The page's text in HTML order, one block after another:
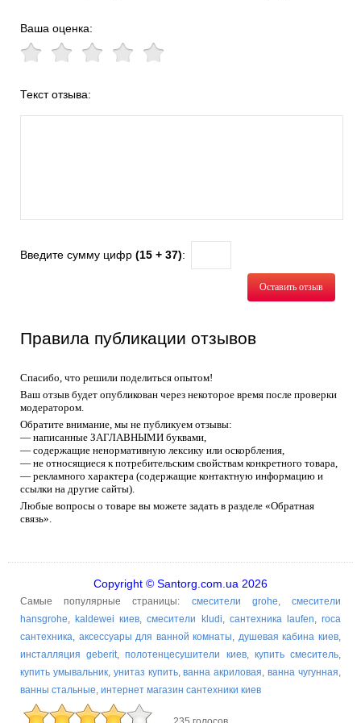
Ваша оценка:
Текст отзыва:
Введите сумму цифр (15 + 37):
Оставить отзыв
Правила публикации отзывов
Спасибо, что решили поделиться опытом!
Ваш отзыв будет опубликован через некоторое время после проверки
модератором.
Обратите внимание, мы не публикуем отзывы:
— написанные ЗАГЛАВНЫМИ буквами,
— содержащие ненормативную лексику или оскорбления,
— не относящиеся к потребительским свойствам конкретного товара,
— рекламного характера (содержащие контактную информацию и
ссылки на другие сайты).
Любые вопросы о товаре вы можете задать в разделе «Обратная
связь».
Copyright © Santorg.com.ua 2026
Самые популярные страницы: смесители grohe,смесители
hansgrohe, kaldewei киев,смесители kludi, сантехника laufen,roca
сантехника, аксессуары для ванной комнаты, душевая кабина киев,
инсталляция geberit,полотенцесушители киев, купить смеситель,
купить умывальник, унитаз купить,ванна акриловая,ванна чугунная,
ванны стальные, интернет магазин сантехники киев